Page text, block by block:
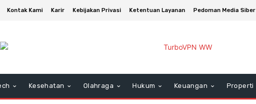
Kontak Kami Karir Kebijakan Privasi Ketentuan Layanan Pedoman Media Siber
Kesehatan Olahraga Hukum Keuangan Properti